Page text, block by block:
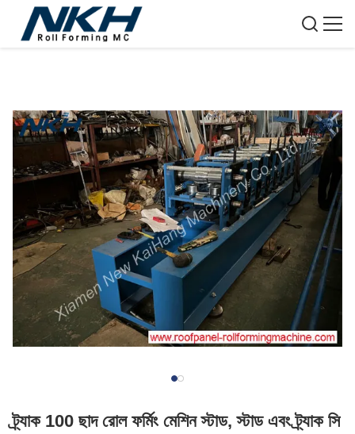
ট্র্যাক 100 ছাদ রোল ফর্মিং মেশিন স্টাড, স্টাড এবং ট্র্যাক সি